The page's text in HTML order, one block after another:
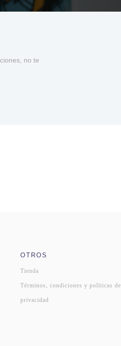
no te
OTROS
Tienda
Términos, condiciones y políticas de
privacidad